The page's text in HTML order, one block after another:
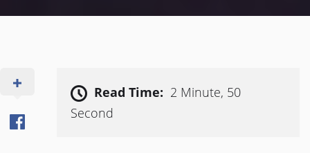
Read Time: 2 Minute, 50
Second